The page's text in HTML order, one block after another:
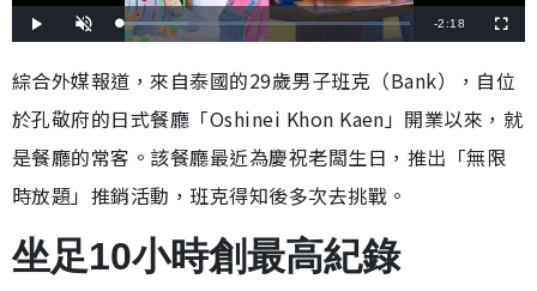
播
放
開
啟
載
入
:
2
.
4
%
剩
時
間
-2:18
全
螢
綜合外媒報道，來自泰國的29歲男子班克（Bank），自位
於孔敬府的日式餐廳「Oshinei Khon Kaen」開業以來，就
是餐廳的常客。該餐廳最近為慶祝老闆生日，推出「無限
時放題」推銷活動，班克得知後多次去挑戰。
坐足10小時創最高紀錄